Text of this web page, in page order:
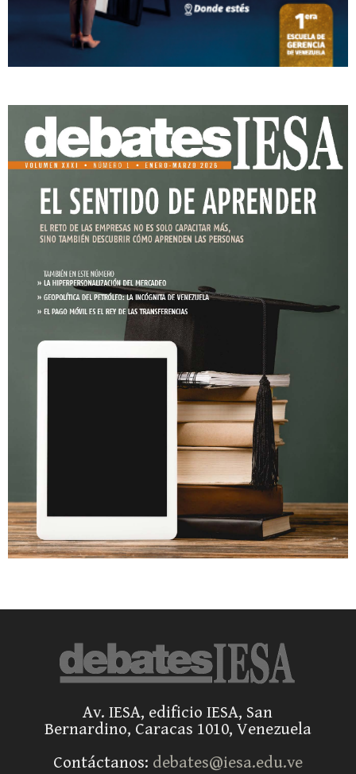
Av. IESA, edificio IESA, San
Bernardino, Caracas 1010, Venezuela
Contáctanos: debates@iesa.edu.ve